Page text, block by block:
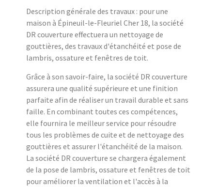
Description générale des travaux : pour une
maison à Épineuil-le-Fleuriel Cher 18, la société
DR couverture effectuera un nettoyage de
gouttières, des travaux d'étanchéité et pose de
lambris, ossature et fenêtres de toit.
Grâce à son savoir-faire, la société DR couverture
assurera une qualité supérieure et une finition
parfaite afin de réaliser un travail durable et sans
faille. En combinant toutes ces compétences,
elle fournira le meilleur service pour résoudre
tous les problèmes de cuite et de nettoyage des
gouttières et assurer l'étanchéité de la maison.
La société DR couverture se chargera également
de la pose de lambris, ossature et fenêtres de toit
pour améliorer la ventilation et l'accès à la